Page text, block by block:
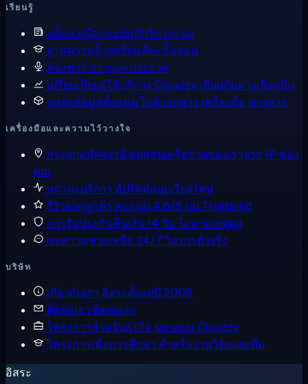
เรียนรู้
บล็อก คู่มือและบันทึกวิศวกรรม
ฐานความรู้ บทเรียนทีละขั้นตอน
ห้องข่าว ข่าวและประกาศ
เปรียบเทียบผู้ให้บริการ Cloudzy เทียบกับทางเลือกอื่น
แหล่งข้อมูลทั้งหมดไกด์ เอกสาร เครื่องมือ ข่าวสาร
เครื่องมือและความไว้วางใจ
กระจกมหัศจรรย์ ทดสอบเครือข่ายของเราจาก IP ของ
คุณ
สถานะบริการ อัปไทม์แบบเรียลไทม์
รีวิวจากลูกค้า คะแนน 4.6/5 บน Trustpilot
การรับประกันคืนเงิน14 วัน ไม่ถามเหตุผล
ขอความช่วยเหลือ 24/7 วิศวกรตัวจริง
บริษัท
เกี่ยวกับเรา อิสระตั้งแต่ปี 2008
ติดต่อเรา ติดต่อเรา
โครงการสำหรับธุรกิจ ขยายบน Cloudzy
โครงการเพื่อการศึกษา สำหรับงานวิจัยและทีม
อิสระ